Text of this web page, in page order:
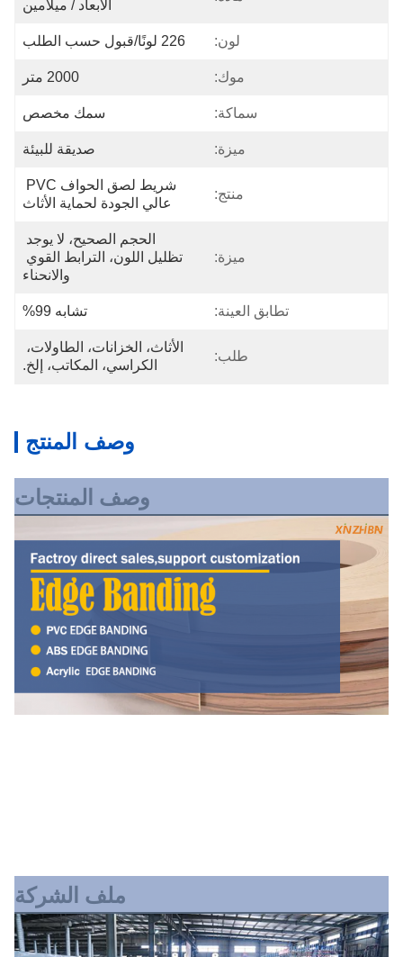
الأبعاد / ميلامين
لون: 226 لونًا/قبول حسب الطلب
موك: 2000 متر
سماكة: سمك مخصص
ميزة: صديقة للبيئة
منتج:
عالي الجودة لحماية الأثاث
ميزة:
والانحناء
تطابق العينة: تشابه 99%
طلب:
الكراسي، المكاتب، إلخ.
وصف المنتج
وصف المنتجات
ملف الشركة